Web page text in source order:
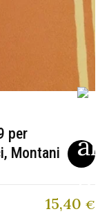
per
Montani
15,40 €